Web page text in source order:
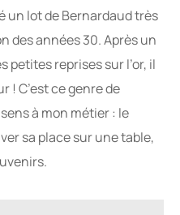
un lot de Bernardaud très
des années 30. Après un
petites reprises sur l’or, il
! C’est ce genre de
à mon métier : le
sa place sur une table,